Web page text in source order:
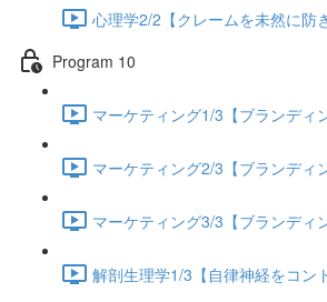
心理学2/2【クレームを未然に防
Program 10
マーケティング1/3【ブランディ
マーケティング2/3【ブランディ
マーケティング3/3【ブランディ
解剖生理学1/3【自律神経をコン